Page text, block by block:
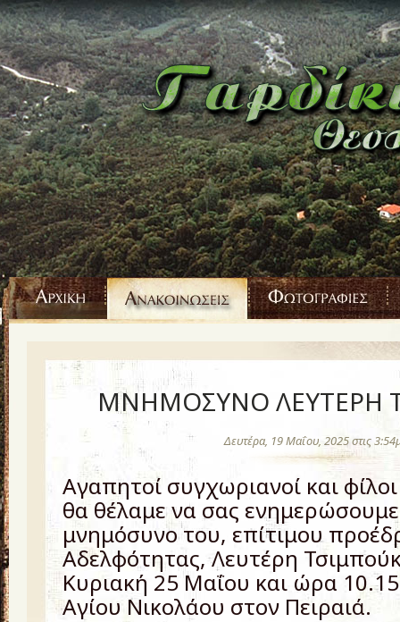
ΜΝΗΜΟΣΥΝΟ ΛΕΥΤΕΡΗ
Δευτέρα, 19 Μαΐου, 2025 στις
Αγαπητοί συγχωριανοί και
θα θέλαμε να σας ενημερώσουμε
μνημόσυνο του, επίτιμου
Αδελφότητας, Λευτέρη
Κυριακή 25 Μαΐου και ώρα
Αγίου Νικολάου στον Πειραιά.